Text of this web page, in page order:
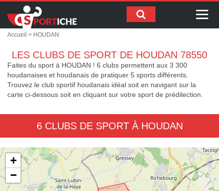
Accueil > HOUDAN
LES CLUBS DE SPORT DE HOUDAN 78550
Faites du sport à HOUDAN ! 6 clubs permettent aux 3 300
houdanaises et houdanais de pratiquer 5 sports différents.
Trouvez le club sportif houdanais idéal soit en navigant sur la
carte ci-dessous soit en cliquant sur votre sport de prédilection.
6 CLUBS DE SPORT À HOUDAN
+
−